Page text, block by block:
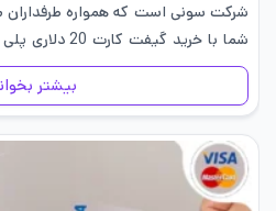
شرکت سونی است که همواره
شما با خرید
شرکت سونی استفاده کرده و…
بیشتر